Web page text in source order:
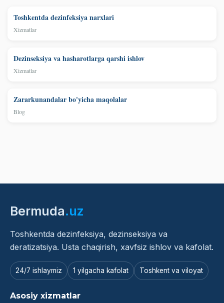
Toshkentda dezinfeksiya narxlari
Xizmatlar
Dezinseksiya va hasharotlarga qarshi ishlov
Xizmatlar
Zararkunandalar bo'yicha maqolalar
Blog
Bermuda.uz
Toshkentda dezinfeksiya, dezinseksiya va
deratizatsiya. Usta chaqirish, xavfsiz ishlov va kafolat.
24/7 ishlaymiz 1 yilgacha kafolat Toshkent va viloyat
Asosiy xizmatlar